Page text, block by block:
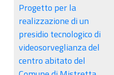
Progetto per la
realizzazione di un
presidio tecnologico di
videosorveglianza del
centro abitato del